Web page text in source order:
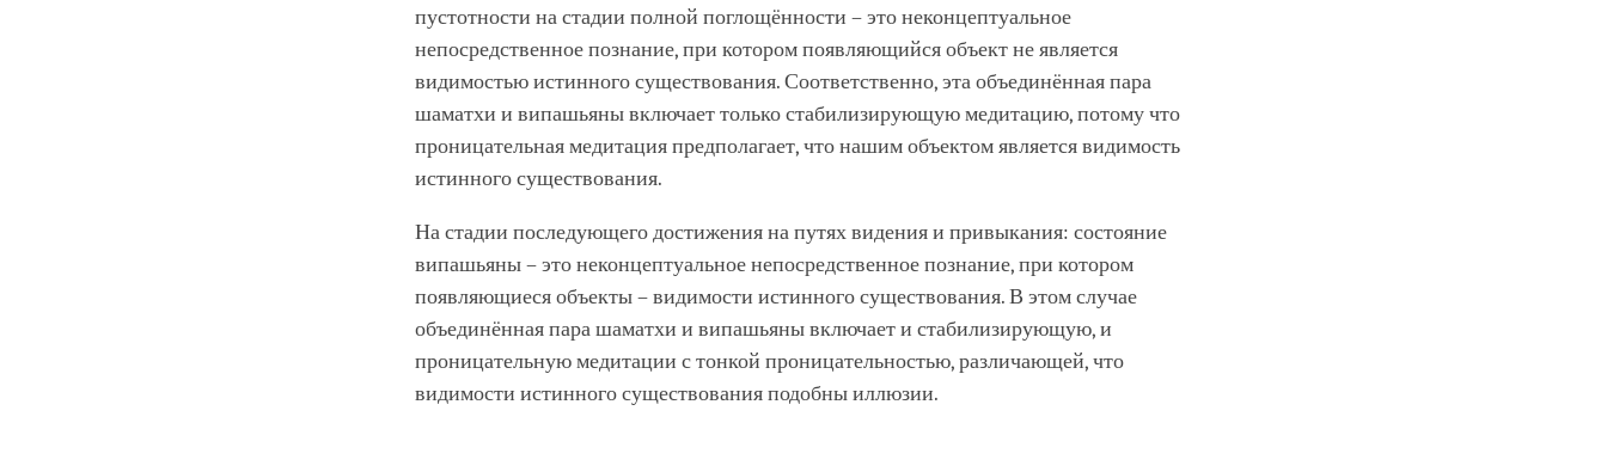
пустотности на стадии полной поглощённости – это неконцептуальное
непосредственное познание, при котором появляющийся объект не является
видимостью истинного существования. Соответственно, эта объединённая пара
шаматхи и випашьяны включает только стабилизирующую медитацию, потому что
проницательная медитация предполагает, что нашим объектом является видимость
истинного существования.
На стадии последующего достижения на путях видения и привыкания: состояние
випашьяны – это неконцептуальное непосредственное познание, при котором
появляющиеся объекты – видимости истинного существования. В этом случае
объединённая пара шаматхи и випашьяны включает и стабилизирующую, и
проницательную медитации с тонкой проницательностью, различающей, что
видимости истинного существования подобны иллюзии.